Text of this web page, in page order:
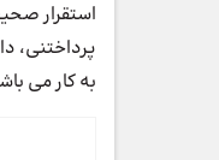
استقرار
پرداختنی،
به کار می